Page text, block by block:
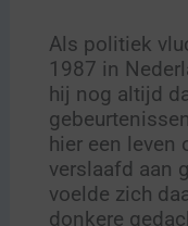
Als politiek
1987 in
hij nog altijd
hier een leven
verslaafd aan
voelde zich
donkere